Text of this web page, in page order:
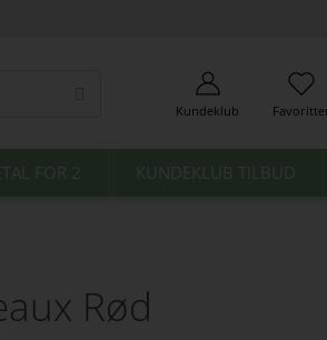
Kundeklub
FOR 2 KUNDEKLUB TILBUD
Rød